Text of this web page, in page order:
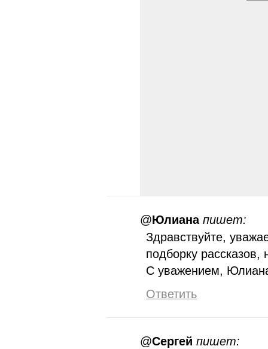
@Юлиана пишет:
Здравствуйте,
подборку
С уважением,
Ответить
@Сергей пишет: